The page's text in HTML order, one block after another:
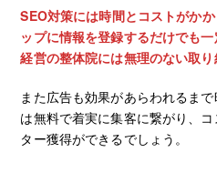
SEO対策には時間とコストがか
ップに情報を登録するだけでも
経営の整体院には無理のない取り
また広告も効果があらわれるま
は無料で着実に集客に繋がり、
ター獲得ができるでしょう。